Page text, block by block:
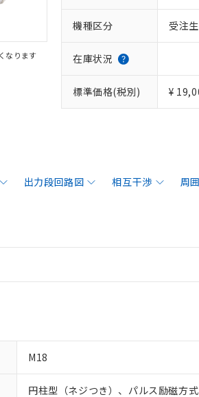
なります
機種区分 受注
在庫状況
標準価格(税別) ¥
出力段回路図 相互干渉 周
M18
円柱型（ネジつき）、パルス励磁方